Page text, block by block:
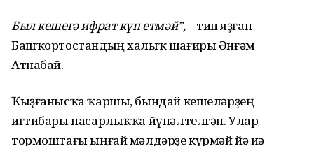
Был кешегә ифрат күп етмәй”,– тип яҙған
Башҡортостандың халыҡ шағиры Әнғәм
Атнабай.
Ҡыҙғанысҡа ҡаршы, бындай кешеләрҙең
иғтибары насарлыҡҡа йүнәлтелгән. Улар
тормоштағы ыңғай мәлдәрҙе күрмәй йә иһә